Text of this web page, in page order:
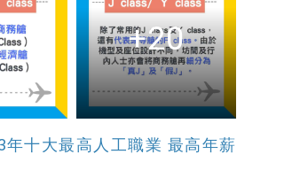
+20
十大最高人工職業 最高年薪